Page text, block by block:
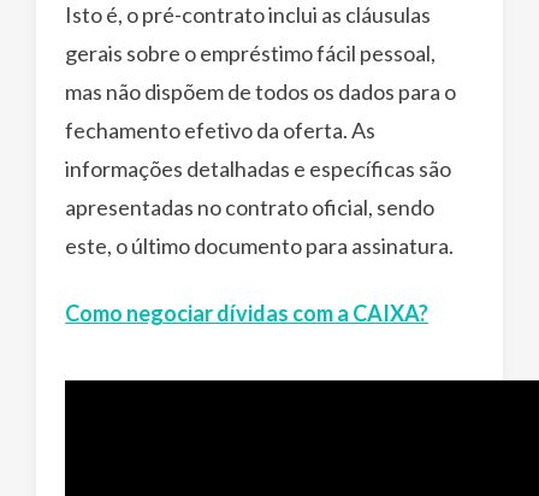
Isto é, o pré-contrato inclui as cláusulas
gerais sobre o empréstimo fácil pessoal,
mas não dispõem de todos os dados para o
fechamento efetivo da oferta. As
informações detalhadas e específicas são
apresentadas no contrato oficial, sendo
este, o último documento para assinatura.
Como negociar dívidas com a CAIXA?